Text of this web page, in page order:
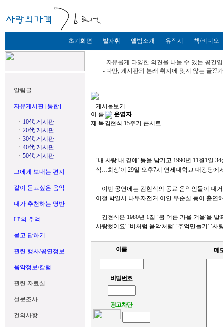
초기화면 발자취 앨범소개 유작시 책/비디오
알림글
자유게시판 [통합]
ㆍ 10代 게시판
ㆍ 20代 게시판
ㆍ 30代 게시판
ㆍ 40代 게시판
ㆍ 50代 게시판
그에게 보내는 편지
같이 듣고싶은 음악
내가 추천하는 명반
LP의 추억
묻고 답하기
관련 행사/공연정보
음악정보/칼럼
관련 자료실
설문조사
건의사항
- 자유롭게 다양한 의견을 나눌 수 있는 공간
- 다만, 게시판의 본래 취지에 맞지 않는 글??
게시물보기
이 름
운영자
제 목 김현식 15주기 콘서트
`내 사랑 내 곁에' 등을 남기고 1990년 11월1일
식…회상'이 29일 오후7시 연세대학교 대강당에
이번 공연에는 김현식의 동료 음악인들이 대
이철 박일서 나무자전거 이안 우순실 등이 출연
김현식은 1980년 1집 `봄 여름 가을 겨울'을 발
사랑했어요' `비처럼 음악처럼' `추억만들기' `사
이름 메
비밀번호
광고차단